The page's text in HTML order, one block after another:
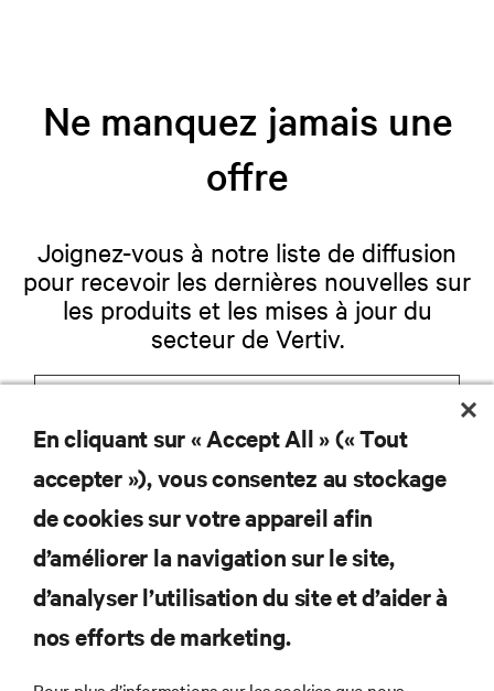
Ne manquez jamais une
offre
Joignez-vous à notre liste de diffusion
pour recevoir les dernières nouvelles sur
les produits et les mises à jour du
secteur de Vertiv.
S'INSCRIRE
RESSOURCES
En cliquant sur « Accept All » (« Tout
accepter »), vous consentez au stockage
de cookies sur votre appareil afin
d’améliorer la navigation sur le site,
d’analyser l’utilisation du site et d’aider à
nos efforts de marketing.